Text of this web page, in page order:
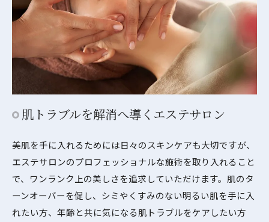
肌トラブルを解消へ導くエステサロン
美肌を手に入れるためには日々のスキンケアも大切ですが、
エステサロンのプロフェッショナルな施術を取り入れること
で、ワンランク上の美しさを追求していただけます。肌のタ
ーンオーバーを促し、シミやくすみのない明るい肌を手に入
れたい方、年齢と共に気になる肌トラブルをケアしたい方